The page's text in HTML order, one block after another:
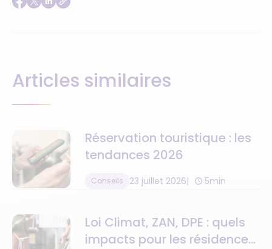
Articles similaires
Réservation touristique : les
tendances 2026
Conseils 23 juillet 2026 5min
Loi Climat, ZAN, DPE : quels
impacts pour les résidences